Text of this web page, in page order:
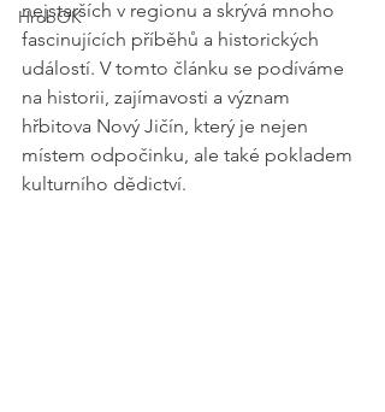
HrobOK
nejstarších v regionu a skrývá mnoho
fascinujících příběhů a historických
událostí. V tomto článku se podíváme
na historii, zajímavosti a význam
hřbitova Nový Jičín, který je nejen
místem odpočinku, ale také pokladem
kulturního dědictví.